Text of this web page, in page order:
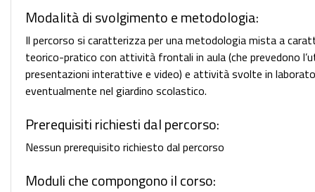
Modalità di svolgimento e metodologia:
Il percorso si caratterizza per una metodologia mista a
teorico-pratico con attività frontali in aula (che prevedono
presentazioni interattive e video) e attività svolte in
eventualmente nel giardino scolastico.
Prerequisiti richiesti dal percorso:
Nessun prerequisito richiesto dal percorso
Moduli che compongono il corso: